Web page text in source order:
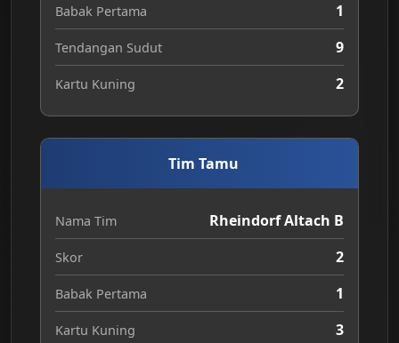
Babak Pertama 1
Tendangan Sudut 9
Kartu Kuning 2
Tim Tamu
Nama Tim Rheindorf Altach B
Skor 2
Babak Pertama 1
Kartu Kuning 3